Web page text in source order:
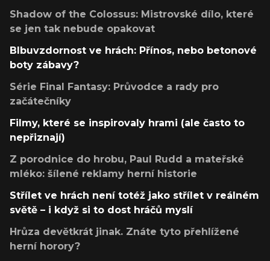
Shadow of the Colossus: Mistrovské dílo, které
se jen tak nebude opakovat
Blbuvzdornost ve hrách: Přínos, nebo betonové
boty zábavy?
Série Final Fantasy: Průvodce a rady pro
začátečníky
Filmy, které se inspirovaly hrami (ale často to
nepřiznají)
Z porodnice do hrobu, Paul Rudd a mateřské
mléko: šílené reklamy herní historie
Střílet ve hrách není totéž jako střílet v reálném
světě – i když si to dost hráčů myslí
Hrůza devětkrát jinak. Znáte tyto přehlížené
herní horory?